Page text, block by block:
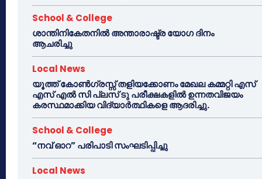
School & College
ശാന്തിനികേതനിൽ അന്താരാഷ്ട്ര യോഗ ദിനം
ആചരിച്ചു
Local News
യൂത്ത് കോൺഗ്രസ്സ് തളിയക്കോണം മേഖല കമ്മറ്റി എസ്
എസ് എൽ സി പ്ലസ് ടു പരീക്ഷകളിൽ ഉന്നതവിജയം
കരസ്ഥമാക്കിയ വിദ്യാർത്ഥികളെ ആദരിച്ചു.
School & College
“നവ് ഓറ” പരിപാടി സംഘടിപ്പിച്ചു
Local News